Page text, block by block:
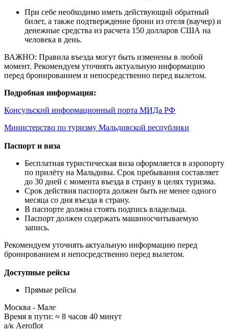
При себе необходимо иметь действующий обратный
билет, а также подтверждение брони из отеля (ваучер) и
денежные средства из расчета 150 долларов США на
человека в день.
ВАЖНО: Правила въезда могут быть изменены в любой
момент. Рекомендуем уточнять актуальную информацию
перед бронированием и непосредственно перед вылетом.
Подробная информация:
Консульский информационный порта МИДа РФ
Министерство по туризму Мальдивской республики
Паспорт и виза
Бесплатная туристическая виза оформляется в аэропорту
по прилёту на Мальдивы. Срок пребывания составляет
до 30 дней с момента въезда в страну в целях туризма.
Срок действия паспорта должен быть не менее одного
месяца со дня въезда в страну.
В паспорте должна стоять подпись владельца.
Паспорт должен содержать машиносчитываемую
запись.
Рекомендуем уточнять актуальную информацию перед
бронированием и непосредственно перед вылетом.
Доступные рейсы
Прямые рейсы
Москва - Мале
Время в пути: ≈ 8 часов 40 минут
а/к Aeroflot